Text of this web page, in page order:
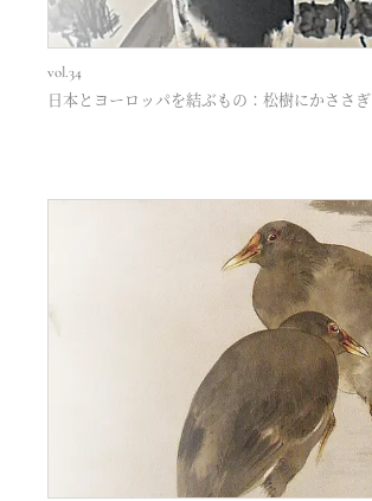
vol.34
日本とヨーロッパを結ぶもの：松樹にかささぎ